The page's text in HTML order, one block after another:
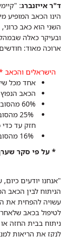
ד"ר אייזנברג:
הינו הכאב המופיע
השני הוא כאב
ובעיקר כאלה
ארוכה מאוד:
הישראלים והכאב
אחד מכל
הכאב
60% מהסובלים מכאב כרוני בארץ הם נשים.
25%
חזק עד
* על פי סקר שערך
"אנחנו יודעים
הניתוח לבין הכאב
עשויה להפחית את
לטיפול בכאב
ניתוח בבית החזה
לנקז את הריאות